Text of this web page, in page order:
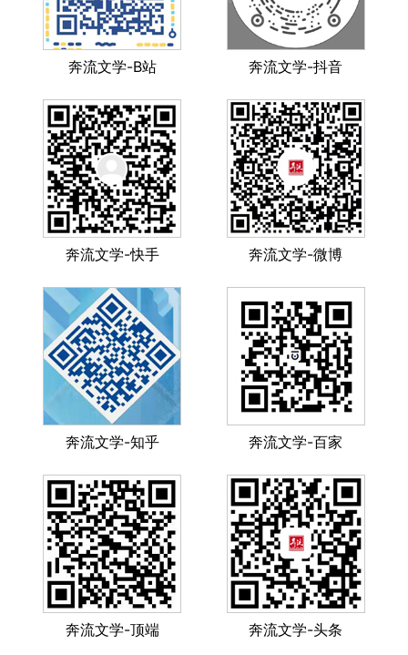
奔流文学-B站 奔流文学-抖音
奔流文学-快手 奔流文学-微博
奔流文学-知乎 奔流文学-百家
奔流文学-顶端 奔流文学-头条